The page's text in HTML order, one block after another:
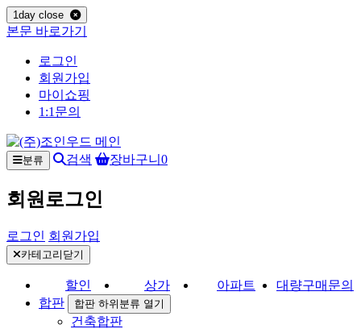
1day close
본문 바로가기
로그인
회원가입
마이쇼핑
1:1문의
분류 검색 장바구니 0
회원로그인
로그인 회원가입
카테고리닫기
할인 상가 아파트
대량구매문의
합판
합판 하위분류 열기
건축합판